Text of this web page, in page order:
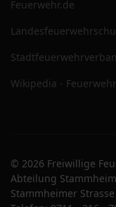
Feuerwehr.de
Wikipedia - Feuerwehr
© 2026 Freiwillige
Abteilung Stammheim
Stammheimer